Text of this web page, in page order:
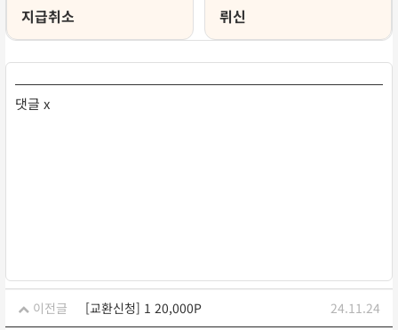
지급취소 뤼신
댓글 x
이전글 [교환신청] 1 20,000P 24.11.24